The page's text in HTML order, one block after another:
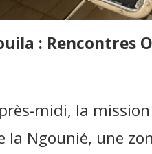
: Rencontres
midi, la
la Ngounié, une